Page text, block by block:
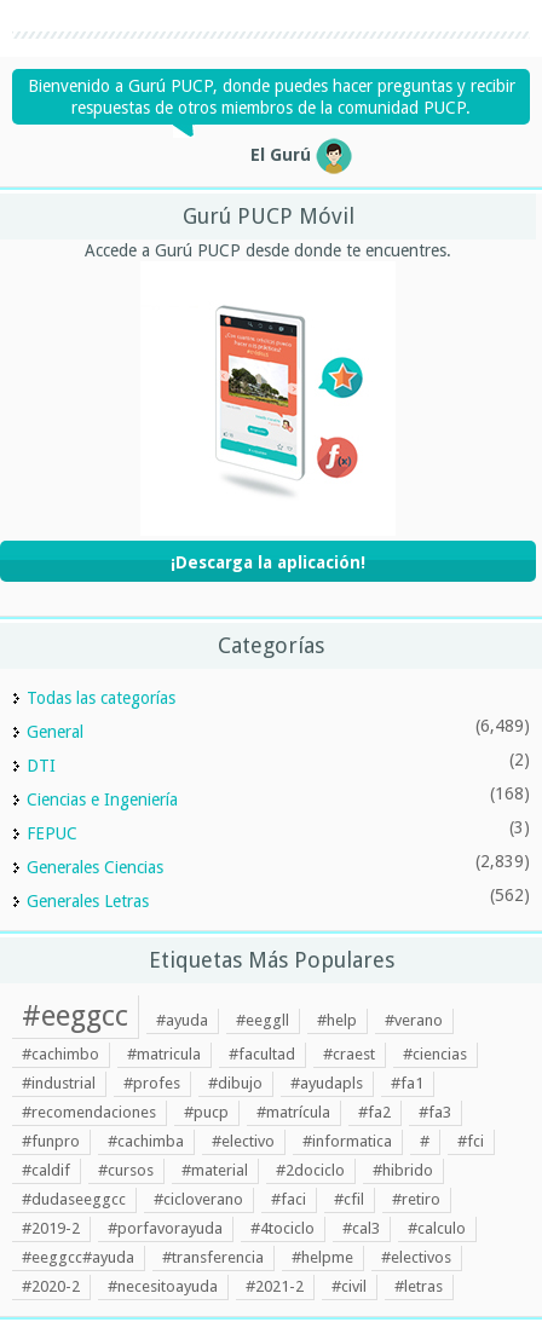
Bienvenido a Gurú PUCP, donde puedes hacer preguntas y recibir
respuestas de otros miembros de la comunidad PUCP.
El Gurú
Gurú PUCP Móvil
Accede a Gurú PUCP desde donde te encuentres.
¡Descarga la aplicación!
Categorías
Todas las categorías
General
(6,489)
DTI (2)
Ciencias e Ingeniería (168)
FEPUC (3)
Generales Ciencias (2,839)
Generales Letras (562)
Etiquetas Más Populares
#eeggcc #ayuda #eeggll #help
#verano
#cachimbo
#matricula #facultad #craest
#ciencias
#industrial
#profes #dibujo #ayudapls
#fa1
#recomendaciones
#pucp #matrícula #fa2
#fa3
#funpro
#cachimba #electivo #informatica #
#fci
#caldif
#cursos #material #2dociclo
#hibrido
#dudaseeggcc
#cicloverano #faci #cfil
#retiro
#2019-2
#porfavorayuda #4tociclo #cal3
#calculo
#eeggcc#ayuda
#transferencia #helpme
#electivos
#2020-2
#necesitoayuda #2021-2 #civil #letras